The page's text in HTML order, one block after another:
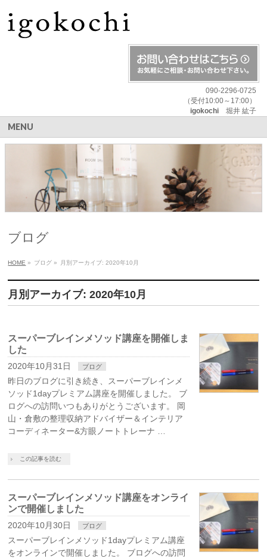
090-2296-0725
（受付10:00～17:00）
igokochi堀井 紘子
MENU
ブログ
HOME » ブログ » 月別アーカイブ: 2020年10月
月別アーカイブ: 2020年10月
スーパーブレインメソッド講座を開催しま
した
2020年10月31日 ブログ
昨日のブログに引き続き、スーパーブレインメ
ソッド1dayプレミアム講座を開催しました。 ブ
ログへの訪問いつもありがとうございます。 岡
山・倉敷の整理収納アドバイザー＆インテリア
コーディネーター&方眼ノートトレーナ …
この記事を読む
スーパーブレインメソッド講座をオンライ
ンで開催しました
2020年10月30日 ブログ
スーパーブレインメソッド1dayプレミアム講座
をオンラインで開催しました。 ブログへの訪問